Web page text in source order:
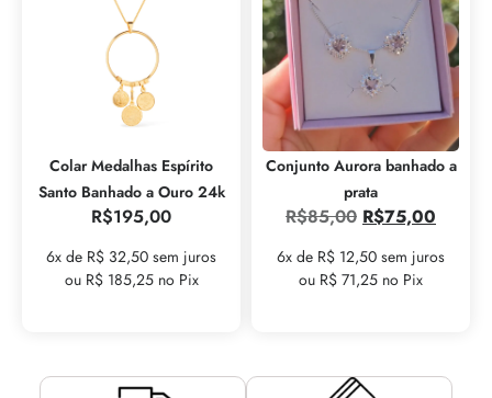
Colar Medalhas Espírito
Santo Banhado a Ouro 24k
R$195,00
6x de R$ 32,50 sem juros
ou R$ 185,25 no Pix
Conjunto Aurora banhado a
prata
R$85,00 R$75,00
6x de R$ 12,50 sem juros
ou R$ 71,25 no Pix